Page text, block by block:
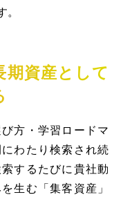
。
期資産として
方・学習ロードマ
わたり検索され続
するたびに貴社動
生む「集客資産」